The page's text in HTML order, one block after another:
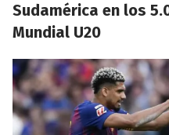
Sudamérica en los
Mundial U20